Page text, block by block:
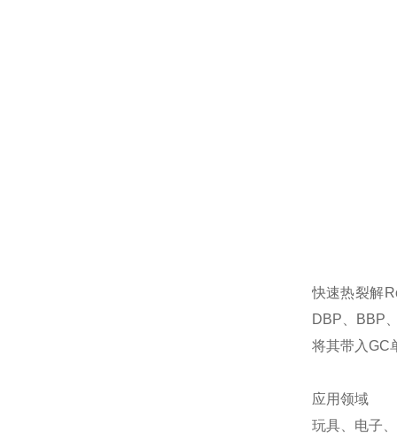
快速热裂解
DBP、BBP
将其带入GC
应用领域
玩具、电子